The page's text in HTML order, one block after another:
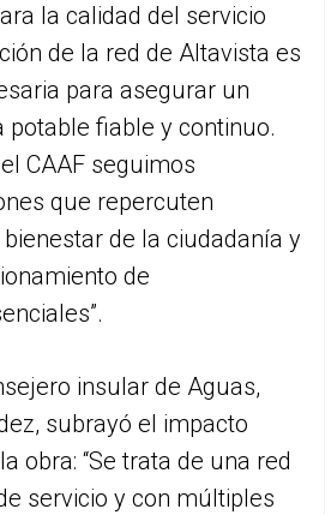
la calidad del servicio
de la red de Altavista es
para asegurar un
potable fiable y continuo.
CAAF seguimos
que repercuten
de la ciudadanía y
de
insular de Aguas,
subrayó el impacto
obra: “Se trata de una red
servicio y con múltiples